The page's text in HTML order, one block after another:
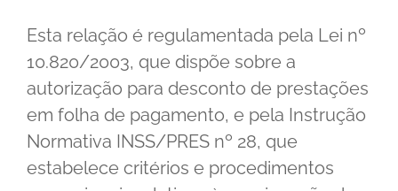
Esta relação é regulamentada pela Lei nº
10.820/2003, que dispõe sobre a
autorização para desconto de prestações
em folha de pagamento, e pela Instrução
Normativa INSS/PRES nº 28, que
estabelece critérios e procedimentos